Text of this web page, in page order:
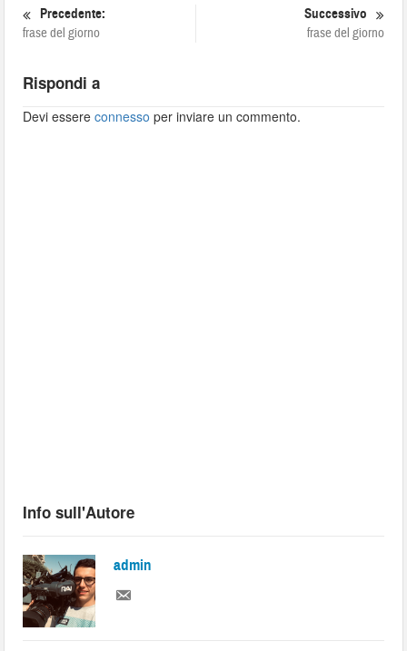
Precedente:
frase del giorno
Successivo
frase del giorno
Rispondi a
Devi essereconnesso per inviare un commento.
Info sull'Autore
admin